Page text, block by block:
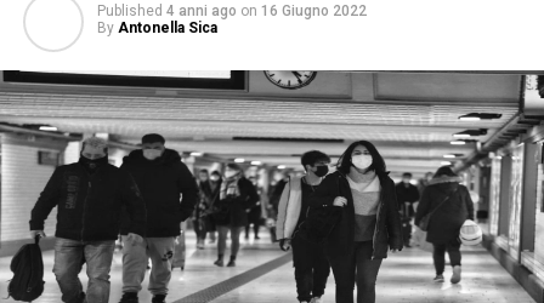
Published 4 anni ago on 16 Giugno 2022
By Antonella Sica